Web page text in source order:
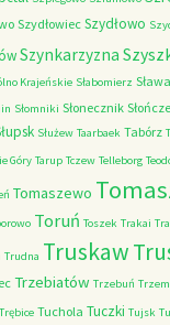
Szydłowiec Szydłowo
Szynkarzyzna
Krajeńskie Słabomierz Sława
Słomniki Słonecznik
Służew Taarbaek Tabórz
Góry Tarup Tczew Telleborg
Tomaszewo
Toruń Toszek Trakai
Trudna Truskaw
Trzebiatów Trzebuń
Trębice Tuchola Tuczki Tujsk